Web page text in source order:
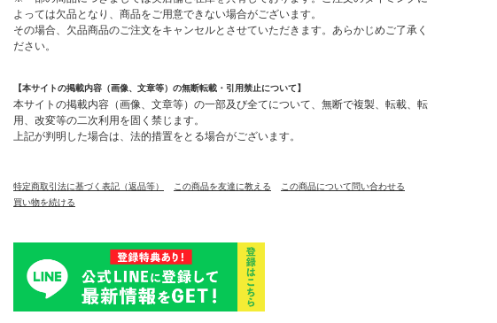
よっては欠品となり、商品をご用意できない場合がございます。
その場合、欠品商品のご注文をキャンセルとさせていただきます。あらかじめご了承く
ださい。
【本サイトの掲載内容（画像、文章等）の無断転載・引用禁止について】
本サイトの掲載内容（画像、文章等）の一部及び全てについて、無断で複製、転載、転
用、改変等の二次利用を固く禁じます。
上記が判明した場合は、法的措置をとる場合がございます。
特定商取引法に基づく表記（返品等） この商品を友達に教える
この商品について問い合わせる
買い物を続ける